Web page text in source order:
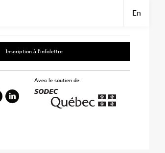
En
Inscription à l’infolettre
Avec le soutien de